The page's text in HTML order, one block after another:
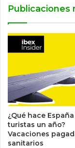
Publicaciones
¿Qué hace
turistas un año?
Vacaciones
sanitarios